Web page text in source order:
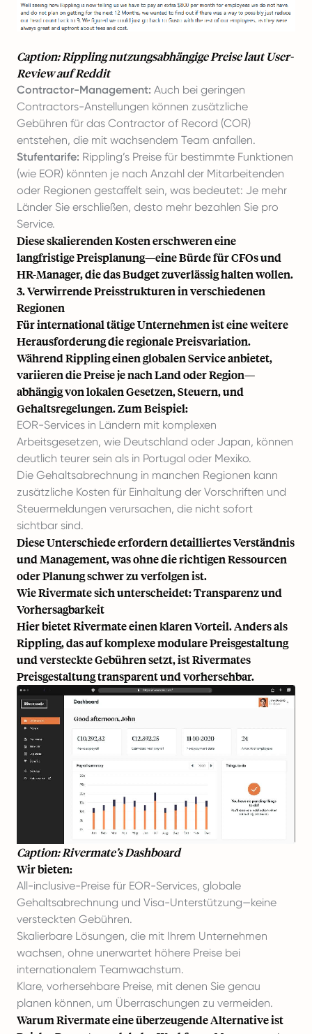
Caption: Rippling nutzungsabhängige Preise lautUser-
Review auf Reddit
Contractor-Management: Auch bei geringen
Contractors-Anstellungen können zusätzliche
Gebühren für das Contractor of Record (COR)
entstehen, die mit wachsendem Team anfallen.
Stufentarife: Rippling’s Preise für bestimmte Funktionen
(wie EOR) könnten je nach Anzahl der Mitarbeitenden
oder Regionen gestaffelt sein, was bedeutet: Je mehr
Länder Sie erschließen, desto mehr bezahlen Sie pro
Service.
Diese skalierenden Kosten erschweren eine
langfristige Preisplanung—eine Bürde für CFOs und
HR-Manager, die das Budget zuverlässig halten wollen.
3. Verwirrende Preisstrukturen in verschiedenen
Regionen
Für international tätige Unternehmen ist eine weitere
Herausforderung die regionale Preisvariation.
Während Rippling einen globalen Service anbietet,
variieren die Preise je nach Land oder Region—
abhängig von lokalen Gesetzen, Steuern, und
Gehaltsregelungen. Zum Beispiel:
EOR-Services in Ländern mit komplexen
Arbeitsgesetzen, wie Deutschland oder Japan, können
deutlich teurer sein als in Portugal oder Mexiko.
Die Gehaltsabrechnung in manchen Regionen kann
zusätzliche Kosten für Einhaltung der Vorschriften und
Steuermeldungen verursachen, die nicht sofort
sichtbar sind.
Diese Unterschiede erfordern detailliertes Verständnis
und Management, was ohne die richtigen Ressourcen
oder Planung schwer zu verfolgen ist.
Wie Rivermate sich unterscheidet: Transparenz und
Vorhersagbarkeit
Hier bietet Rivermate einen klaren Vorteil. Anders als
Rippling, das auf komplexe modulare Preisgestaltung
und versteckte Gebühren setzt, ist Rivermates
Preisgestaltung transparent und vorhersehbar.
Caption: Rivermate’s Dashboard
Wir bieten:
All-inclusive-Preise für EOR-Services, globale
Gehaltsabrechnung und Visa-Unterstützung—keine
versteckten Gebühren.
Skalierbare Lösungen, die mit Ihrem Unternehmen
wachsen, ohne unerwartet höhere Preise bei
internationalem Teamwachstum.
Klare, vorhersehbare Preise, mit denen Sie genau
planen können, um Überraschungen zu vermeiden.
Warum Rivermate eine überzeugende Alternative ist